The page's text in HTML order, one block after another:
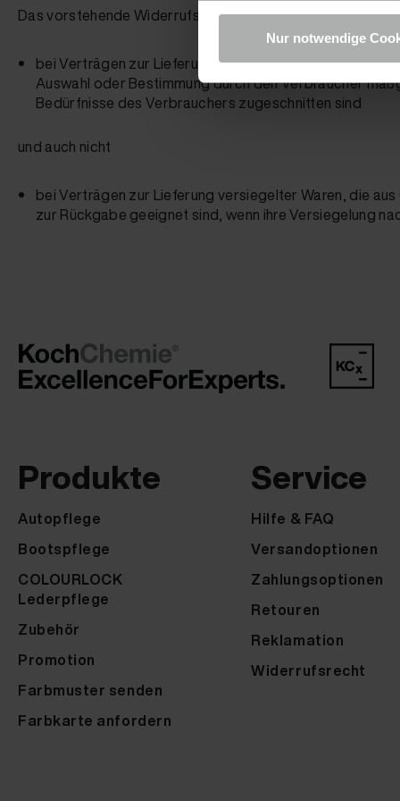
Nur notwendige
Das vorstehende Widerrufsrecht besteht nach § 312g
bei Verträgen zur Lieferung von Waren, die nicht
Auswahl oder Bestimmung durch den Verbraucher
Bedürfnisse des Verbrauchers zugeschnitten sind
und auch nicht
bei Verträgen zur Lieferung versiegelter Waren, die
zur Rückgabe geeignet sind, wenn ihre Versiegelung
Produkte
Autopflege
Bootspflege
COLOURLOCK
Lederpflege
Zubehör
Promotion
Farbmuster senden
Farbkarte anfordern
Service
Hilfe & FAQ
Versandoptionen
Zahlungsoptionen
Retouren
Reklamation
Widerrufsrecht